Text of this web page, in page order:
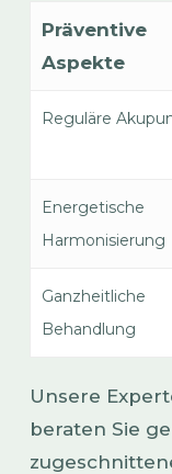
Präventive
Aspekte
Reguläre
Energetische
Harmonisierung
Ganzheitliche
Behandlung
Unsere
beraten Sie